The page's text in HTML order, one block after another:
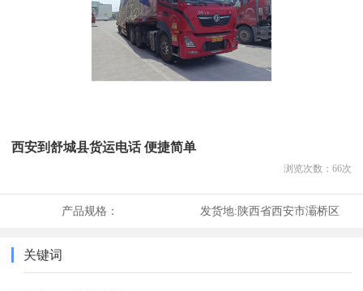
西安到舒城县货运电话 便捷简单
浏览次数： 66次
产品规格： 发货地:陕西省西安市灞桥区
关键词